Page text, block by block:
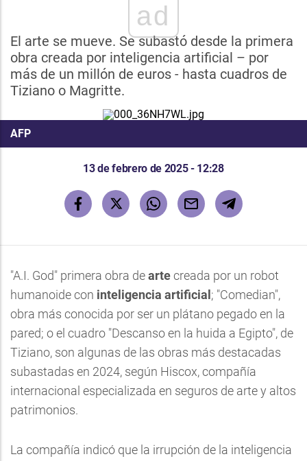
ad
El arte se mueve. Se subastó desde la primera
obra creada por inteligencia artificial – por
más de un millón de euros - hasta cuadros de
Tiziano o Magritte.
AFP
13 de febrero de 2025 - 12:28
"A.I. God" primera obra deartecreada por un robot
humanoide con inteligencia artificial ; "Comedian",
obra más conocida por ser un plátano pegado en la
pared; o el cuadro "Descanso en la huida a Egipto", de
Tiziano, son algunas de las obras más destacadas
subastadas en 2024, según Hiscox, compañía
internacional especializada en seguros de arte y altos
patrimonios.
La compañía indicó que la irrupción de la inteligencia